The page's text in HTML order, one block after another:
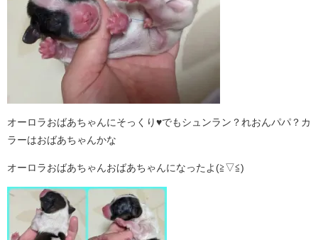
オーロラおばあちゃんにそっくり♥でもシュンラン？れおんパパ？カ
ラーはおばあちゃんかな
オーロラおばあちゃんおばあちゃんになったよ(≧▽≦)